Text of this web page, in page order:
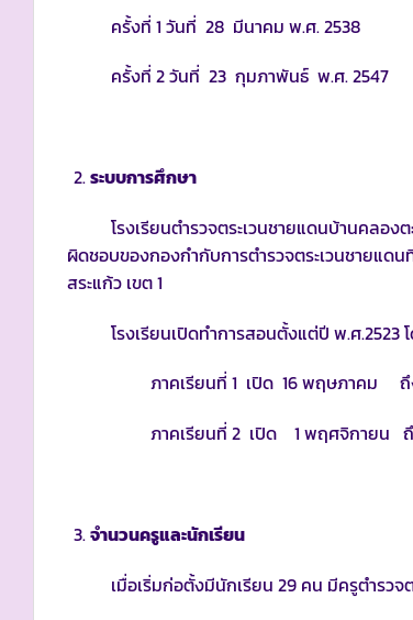
ครั้งที่ 1 วันที่ 28 มีนาคม พ.ศ. 2538
ครั้งที่ 2 วันที่ 23 กุมภาพันธ์ พ.ศ. 2547
ระบบการศึกษา
โรงเรียนตำรวจตระเวนชายแดนบ้านคลองต
ผิดชอบของกองกำกับการตำรวจตระเวนชายแด
สระแก้ว เขต 1
โรงเรียนเปิดทำการสอนตั้งแต่ปี พ.ศ.2523
ภาคเรียนที่ 1 เปิด 16 พฤษภาคม ถึง
ภาคเรียนที่ 2 เปิด 1 พฤศจิกายน ถึง
จำนวนครูและนักเรียน
เมื่อเริ่มก่อตั้งมีนักเรียน 29 คน มีครูตำรวจต